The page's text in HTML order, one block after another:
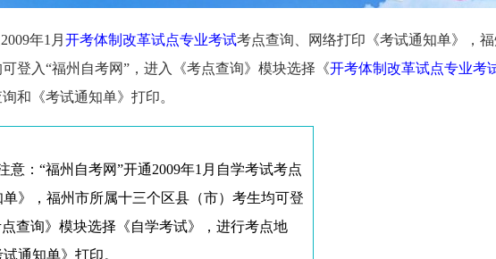
年1月 开考体制改革试点专业考试考点查询、网络打印《考试通知单》，
登入“福州自考网” ，进入《考点查询》模块选择《开考体制改革试点专业考
和《考试通知单》打印。
意：“福州自考网”开通2009年1月自学考试考点
》，福州市所属十三个区县（市）考生均可登
查询》模块选择《自学考试》，进行考点地
通知单》打印。